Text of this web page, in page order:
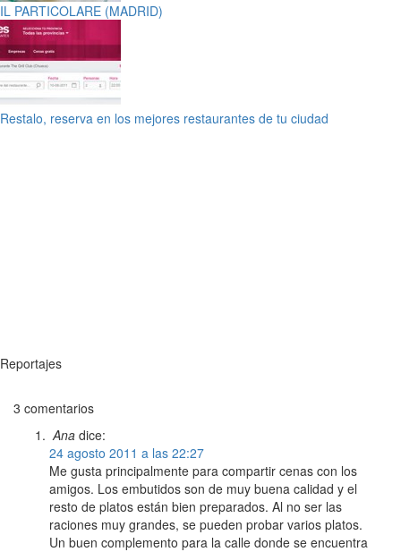
IL PARTICOLARE (MADRID)
Restalo, reserva en los mejores restaurantes de tu ciudad
Reportajes
3 comentarios
Ana dice:
24 agosto 2011 a las 22:27
Me gusta principalmente para compartir cenas con los
amigos. Los embutidos son de muy buena calidad y el
resto de platos están bien preparados. Al no ser las
raciones muy grandes, se pueden probar varios platos.
Un buen complemento para la calle donde se encuentra